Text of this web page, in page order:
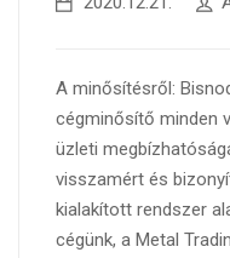
A minősítésről:
cégminősítő minden
üzleti
visszamért és
kialakított rendszer
cégünk, a Metal